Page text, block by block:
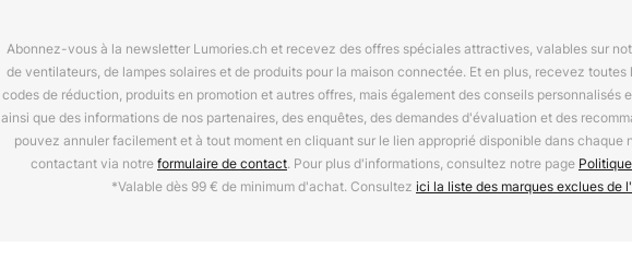
Abonnez-vous à la newsletter Lumories.ch et recevez des offres spéciales attractives, valables sur
de ventilateurs, de lampes solaires et de produits pour la maison connectée. Et en plus, recevez toutes
codes de réduction, produits en promotion et autres offres, mais également des conseils personnalisés
ainsi que des informations de nos partenaires, des enquêtes, des demandes d'évaluation et des
pouvez annuler facilement et à tout moment en cliquant sur le lien approprié disponible dans chaque
contactant via notreformulaire de contact. Pour plus d'informations, consultez notre page
*Valable dès 99 € de minimum d'achat. Consultez ici la liste des marques exclues de